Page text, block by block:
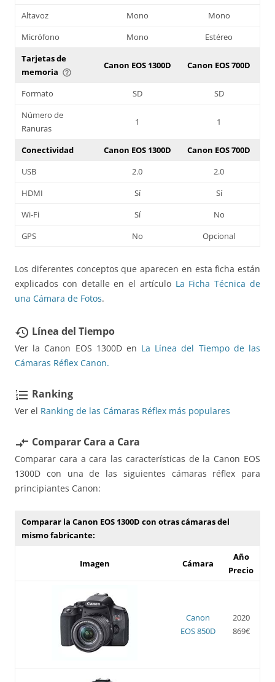
Altavoz
Mono
Mono
Micrófono
Mono
Estéreo
Tarjetas de
memoria help_outline
Canon EOS 1300D Canon EOS 700D
Formato SD
SD
Número de
Ranuras
1 1
Conectividad Canon EOS 1300D
Canon EOS 700D
USB
2.0
2.0
HDMI
Sí
Sí
Wi-Fi
Sí
No
GPS
No Opcional
Los diferentes conceptos que aparecen en esta ficha están
explicados con detalle en el artículo La Ficha Técnica de
una Cámara de Fotos.
restore Línea del Tiempo
Ver la Canon EOS 1300D en La Línea del Tiempo de las
Cámaras Réflex Canon.
format_list_numbered Ranking
Ver el Ranking de las Cámaras Réflex más populares
compare_arrows Comparar Cara a Cara
Comparar cara a cara las características de la Canon EOS
1300D con una de las siguientes cámaras réflex para
principiantes Canon:
Comparar la Canon EOS 1300D con otras cámaras del
mismo fabricante:
Imagen Cámara
Año
Precio
Canon
EOS 850D
2020
869€